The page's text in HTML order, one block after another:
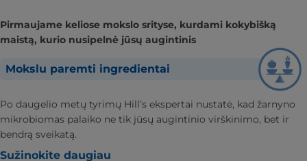
Pirmaujame keliose mokslo srityse, kurdami kokybišką
maistą, kurio nusipelnė jūsų augintinis
Mokslu paremti ingredientai
Po daugelio metų tyrimų Hill’s ekspertai nustatė, kad žarnyno
mikrobiomas palaiko ne tik jūsų augintinio virškinimo, bet ir
bendrą sveikatą.
Sužinokite daugiau